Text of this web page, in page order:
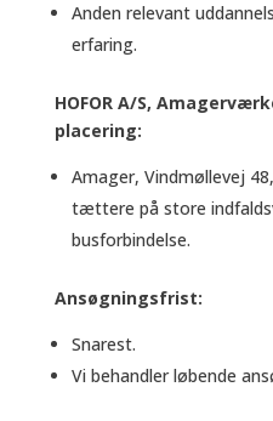
Anden relevant
erfaring.
HOFOR A/S,
placering:
Amager, Vindmøllevej
tættere på store
busforbindelse.
Ansøgningsfrist:
Snarest.
Vi behandler løbende